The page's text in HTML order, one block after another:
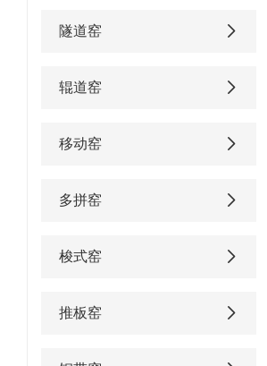
隧道窑
辊道窑
移动窑
多拼窑
梭式窑
推板窑